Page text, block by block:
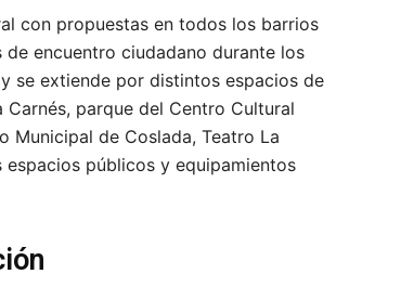
con propuestas en todos los barrios
encuentro ciudadano durante los
se extiende por distintos espacios de
parque del Centro Cultural
Municipal de Coslada, Teatro La
públicos y equipamientos